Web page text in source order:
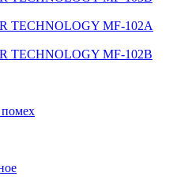
TECHNOLOGY MF-102A
TECHNOLOGY MF-102B